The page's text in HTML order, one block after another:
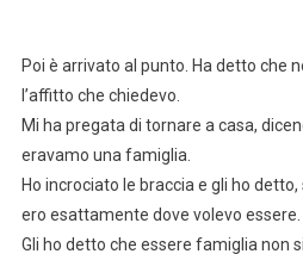
Poi è arrivato al punto. Ha detto che
l’affitto che chiedevo.
Mi ha pregata di tornare a casa,
eravamo una famiglia.
Ho incrociato le braccia e gli ho
ero esattamente dove volevo essere.
Gli ho detto che essere famiglia non